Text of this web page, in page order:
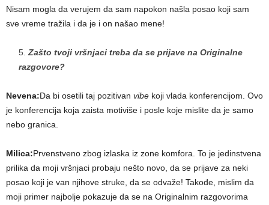
Nisam mogla da verujem da sam napokon našla posao koji sam
sve vreme tražila i da je i on našao mene!
Zašto tvoji vršnjaci treba da se prijave na Originalne
razgovore?
Nevena:Da bi osetili taj pozitivan vibe koji vlada konferencijom. Ovo
je konferencija koja zaista motiviše i posle koje mislite da je samo
nebo granica.
Milica:Prvenstveno zbog izlaska iz zone komfora. To je jedinstvena
prilika da moji vršnjaci probaju nešto novo, da se prijave za neki
posao koji je van njihove struke, da se odvaže! Takođe, mislim da
moji primer najbolje pokazuje da se na Originalnim razgovorima